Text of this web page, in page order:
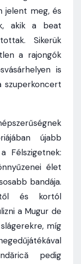
jelent meg, és
akik a beat
Sikerük
a rajongók
is
újabb
Félszigetnek:
élet
bandája.
és kortól
a Mugur de
míg
pedig